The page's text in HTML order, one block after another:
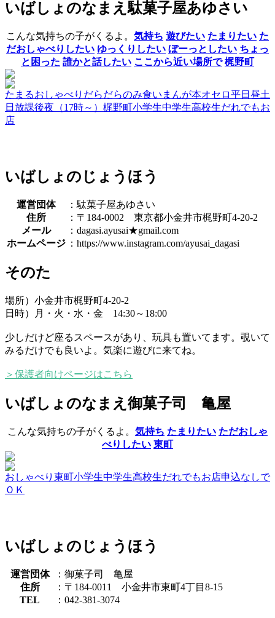
いばしょのなまえ駄菓子屋あゆさい
こんな気持ちの子がくるよ。 気持ち 遊びたい たまりたい た
だおしゃべりしたい ゆっくりしたい ぼーっとしたい ちょっ
と困った 誰かと話したい ここから近い場所で 梶野町
たまるおしゃべり だらだらのみ食い まんが本オセロ平日昼土
日 放課後夜（17時～） 梶野町小学生中学生高校生だれでもお
店
いばしょのじょうほう
運営団体
：駄菓子屋あゆさい
住所
：〒184-0002 東京都小金井市梶野町4-20-2
メール
：dagasi.ayusai★gmail.com
ホームページ ：https://www.instagram.com/ayusai_dagasi
そのた
場所）小金井市梶野町4-20-2
日時）月・火・水・金 14:30～18:00
少しだけど座るスペースがあり、玩具も置いてます。覗いて
みるだけでも良いよ。気楽に遊びに来てね。
＞保護者向けページはこちら
いばしょのなまえ 御菓子司 亀屋
こんな気持ちの子がくるよ。 気持ち たまりたい ただおしゃ
べりしたい 東町
おしゃべり 東町小学生中学生高校生だれでもお店申込なしで
ＯＫ
いばしょのじょうほう
運営団体
：御菓子司 亀屋
住所
：〒184-0011 小金井市東町4丁目8-15
TEL
：042-381-3074